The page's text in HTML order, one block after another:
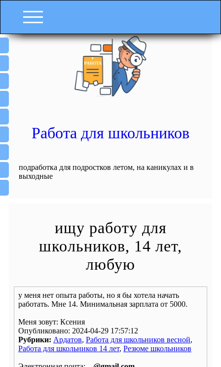
Работа для школьников
подработка для подростков летом, на каникулах и в
выходные
ищу работу для
школьников, 14 лет,
любую
у меня нет опыта работы, но я бы хотела начать
работать. Мне 14. Минимальная зарплата от 5000.
Меня зовут: Ксения
Опубликовано: 2024-04-29 17:57:12
Рубрики: Ардатов, Работа для школьников весной,
Работа для школьников 14 лет, Резюме школьников